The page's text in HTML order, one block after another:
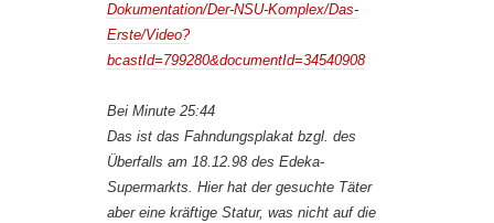
Dokumentation/Der-NSU-Komplex/Das-
Erste/Video?
bcastId=799280&documentId=34540908
Bei Minute 25:44
Das ist das Fahndungsplakat bzgl. des
Überfalls am 18.12.98 des Edeka-
Supermarkts. Hier hat der gesuchte Täter
aber eine kräftige Statur, was nicht auf die